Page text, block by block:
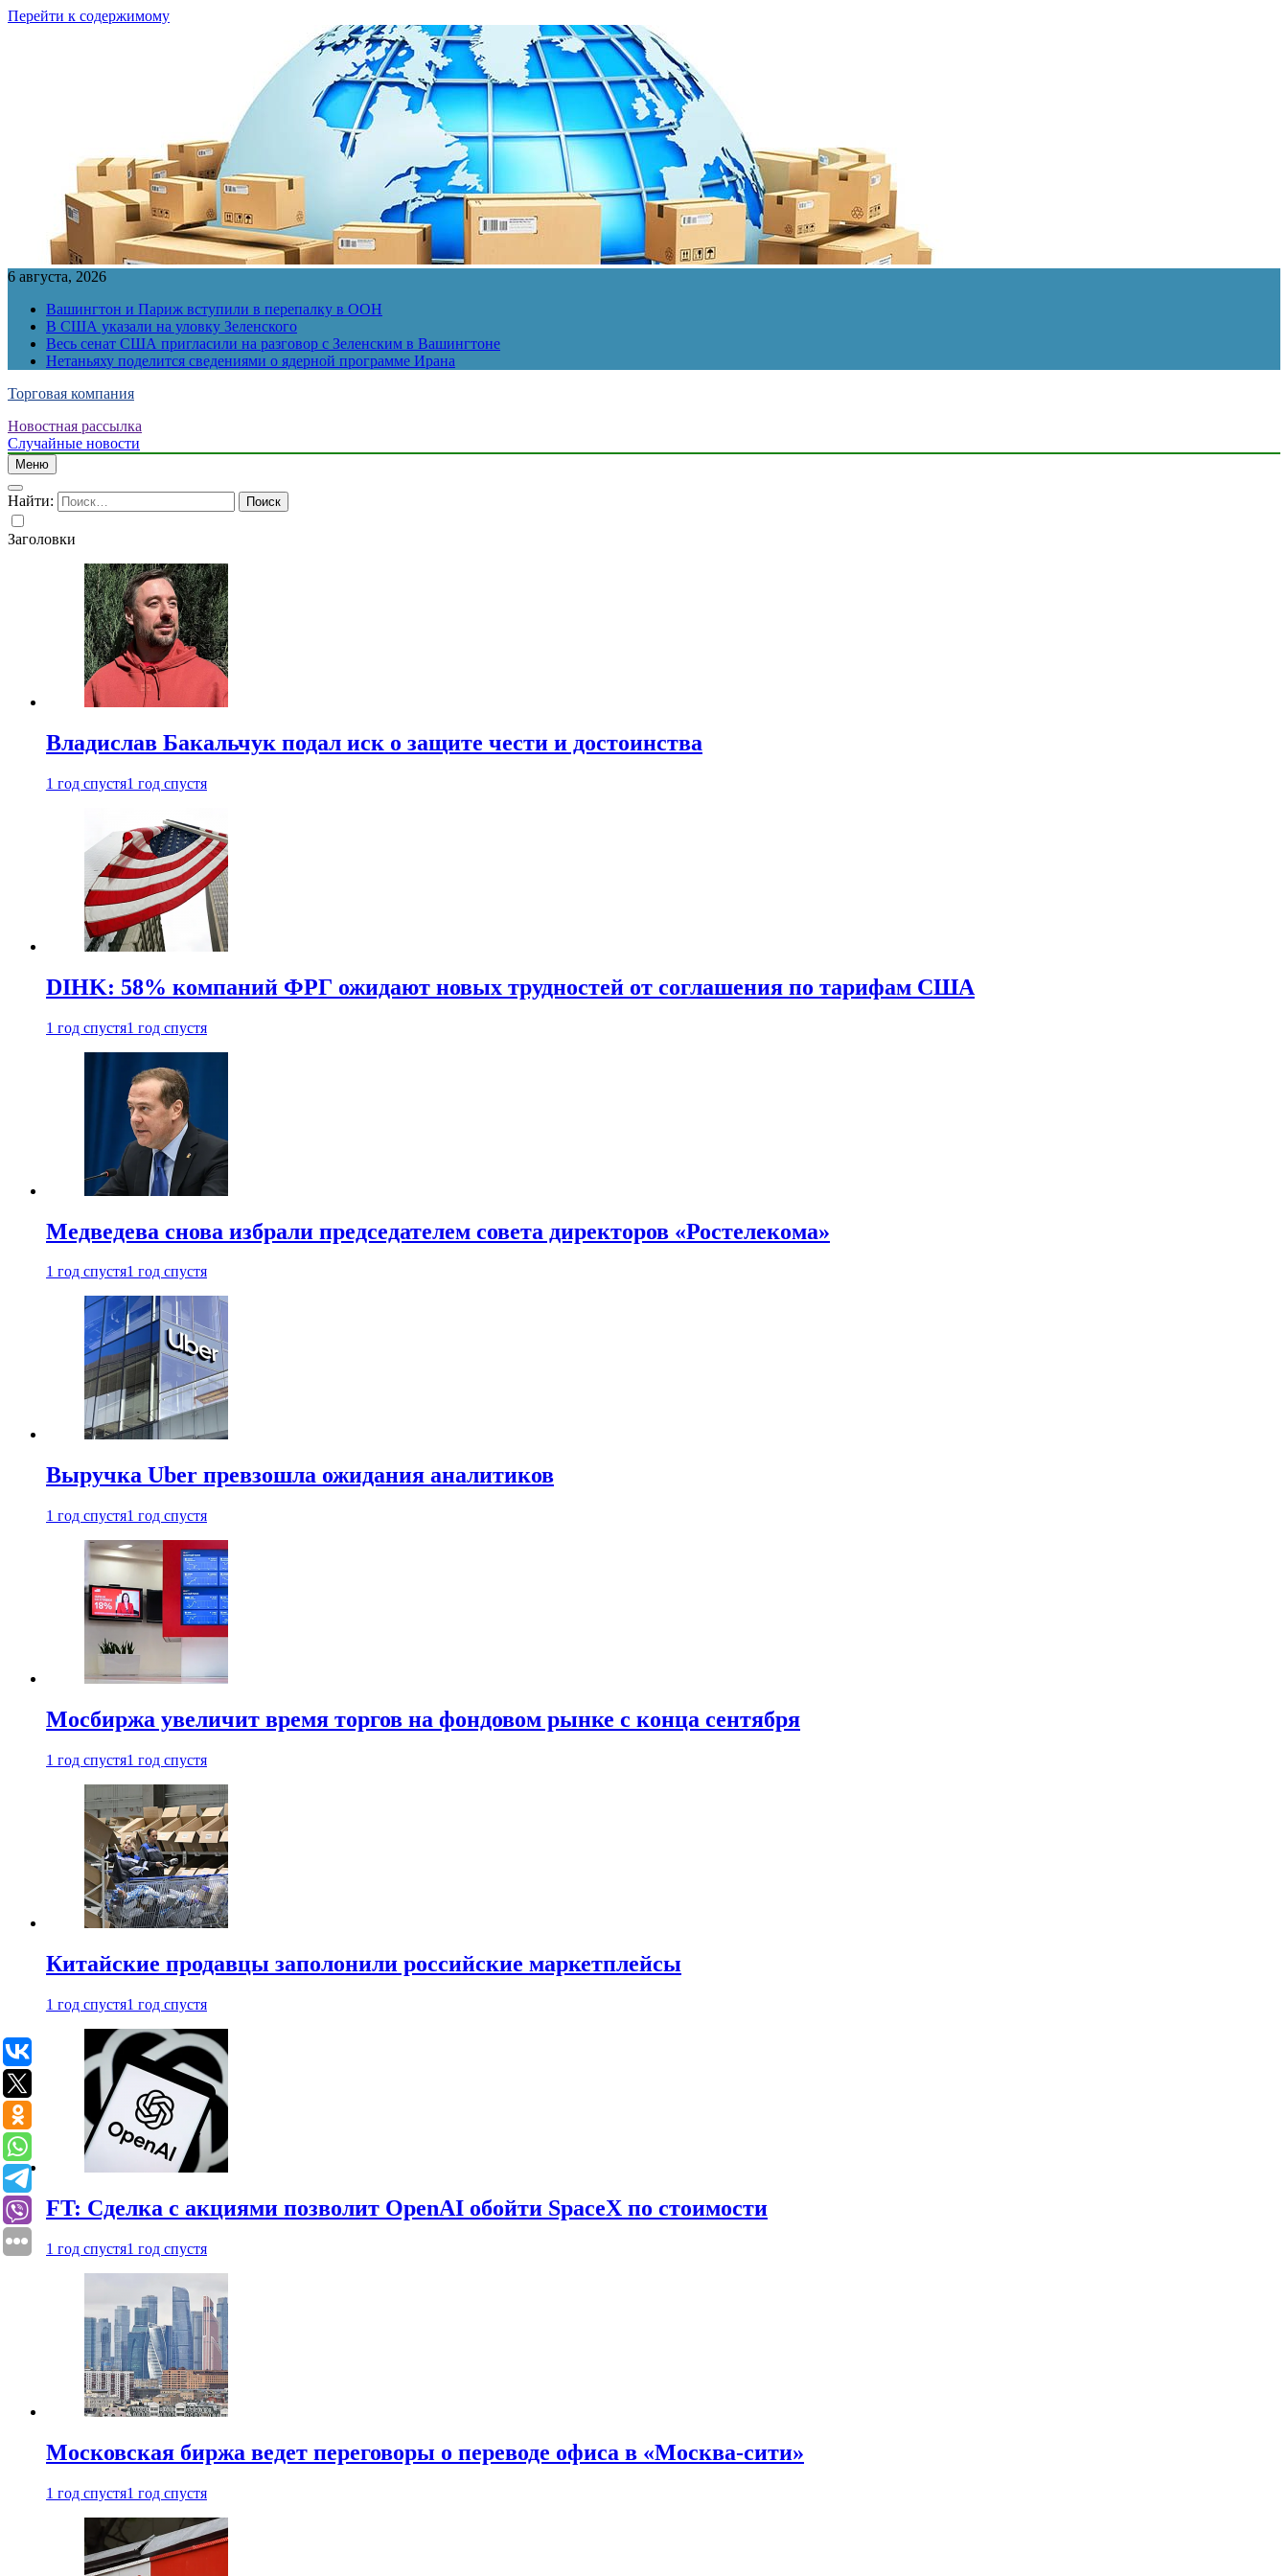
Перейти к содержимому
6 августа, 2026
Вашингтон и Париж вступили в перепалку в ООН
В США указали на уловку Зеленского
Весь сенат США пригласили на разговор с Зеленским в Вашингтоне
Нетаньяху поделится сведениями о ядерной программе Ирана
Торговая компания
Новостная рассылка
Случайные новости
Меню
Найти:
Заголовки
Владислав Бакальчук подал иск о защите чести и достоинства
1 год спустя1 год спустя
DIHK: 58% компаний ФРГ ожидают новых трудностей от соглашения по тарифам США
1 год спустя1 год спустя
Медведева снова избрали председателем совета директоров «Ростелекома»
1 год спустя1 год спустя
Выручка Uber превзошла ожидания аналитиков
1 год спустя1 год спустя
Мосбиржа увеличит время торгов на фондовом рынке с конца сентября
1 год спустя1 год спустя
Китайские продавцы заполонили российские маркетплейсы
1 год спустя1 год спустя
FT: Сделка с акциями позволит OpenAI обойти SpaceX по стоимости
1 год спустя1 год спустя
Московская биржа ведет переговоры о переводе офиса в «Москва-сити»
1 год спустя1 год спустя